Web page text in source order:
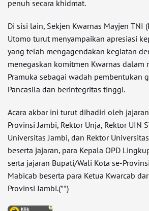
penuh secara khidmat.
Di sisi lain, Sekjen Kwarnas Mayjen TNI
Utomo turut menyampaikan apresiasi
yang telah mengagendakan kegiatan
menegaskan komitmen Kwarnas dalam
Pramuka sebagai wadah pembentukan
Pancasila dan berintegritas tinggi.
Acara akbar ini turut dihadiri oleh
Provinsi Jambi, Rektor Unja, Rektor UIN
Universitas Jambi, dan Rektor
beserta jajaran, para Kepala OPD
serta jajaran Bupati/Wali Kota se-
Mabicab beserta para Ketua Kwarcab
Provinsi Jambi.(**)